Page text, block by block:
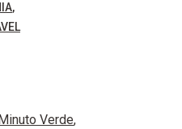
Minuto Verde